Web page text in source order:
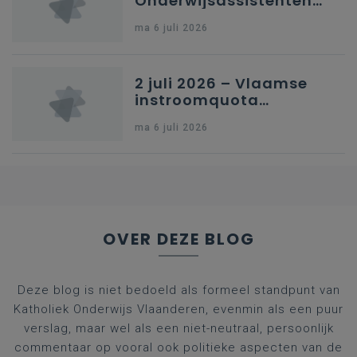
kleuteronderwijs
ma 6 juli 2026
2 juli 2026 – Vlaamse
instroomquota
federale RIZIV-
ma 6 juli 2026
OVER DEZE BLOG
Deze blog is niet bedoeld als formeel standpunt van
Katholiek Onderwijs Vlaanderen, evenmin als een puur
verslag, maar wel als een niet-neutraal, persoonlijk
commentaar op vooral ook politieke aspecten van de